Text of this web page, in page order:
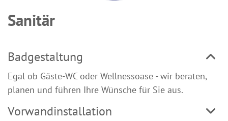
Sanitär
Badgestaltung
Egal ob Gäste-WC oder Wellnessoase - wir beraten,
planen und führen Ihre Wünsche für Sie aus.
Vorwandinstallation